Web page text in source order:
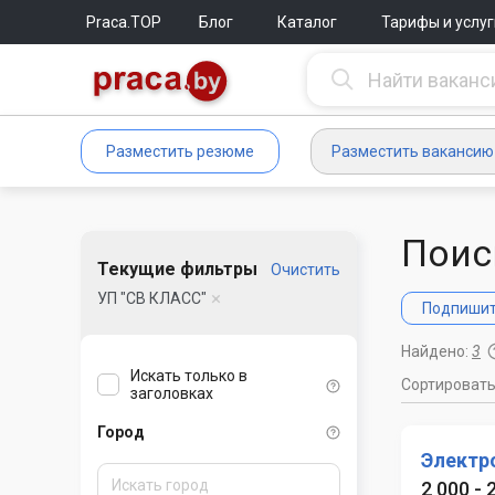
Praca.TOP Блог Каталог Тарифы и
Разместить резюме Разместить вакансию
Текущие фильтры
Очистить
УП "СВ КЛАСС"
Искать только в
заголовках
Город
Найдено: 3
Сортировать
2 000 -